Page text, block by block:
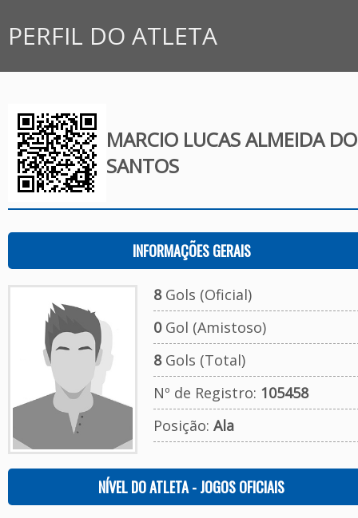
PERFIL DO ATLETA
MARCIO LUCAS ALMEIDA
SANTOS
INFORMAÇÕES GERAIS
8Gols (Oficial)
0Gol (Amistoso)
8Gols (Total)
Nº de Registro: 105458
Posição: Ala
NÍVEL DO ATLETA - JOGOS OFICIAIS